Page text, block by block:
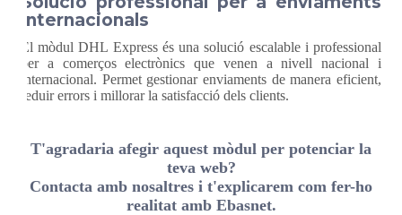
internacionals
El mòdul DHL Express és una solució escalable i professional
per a comerços electrònics que venen a nivell nacional i
internacional. Permet gestionar enviaments de manera eficient,
reduir errors i millorar la satisfacció dels clients.
T'agradaria afegir aquest mòdul per potenciar la
teva web?
Contacta amb nosaltres i t'explicarem com fer-ho
realitat amb Ebasnet.